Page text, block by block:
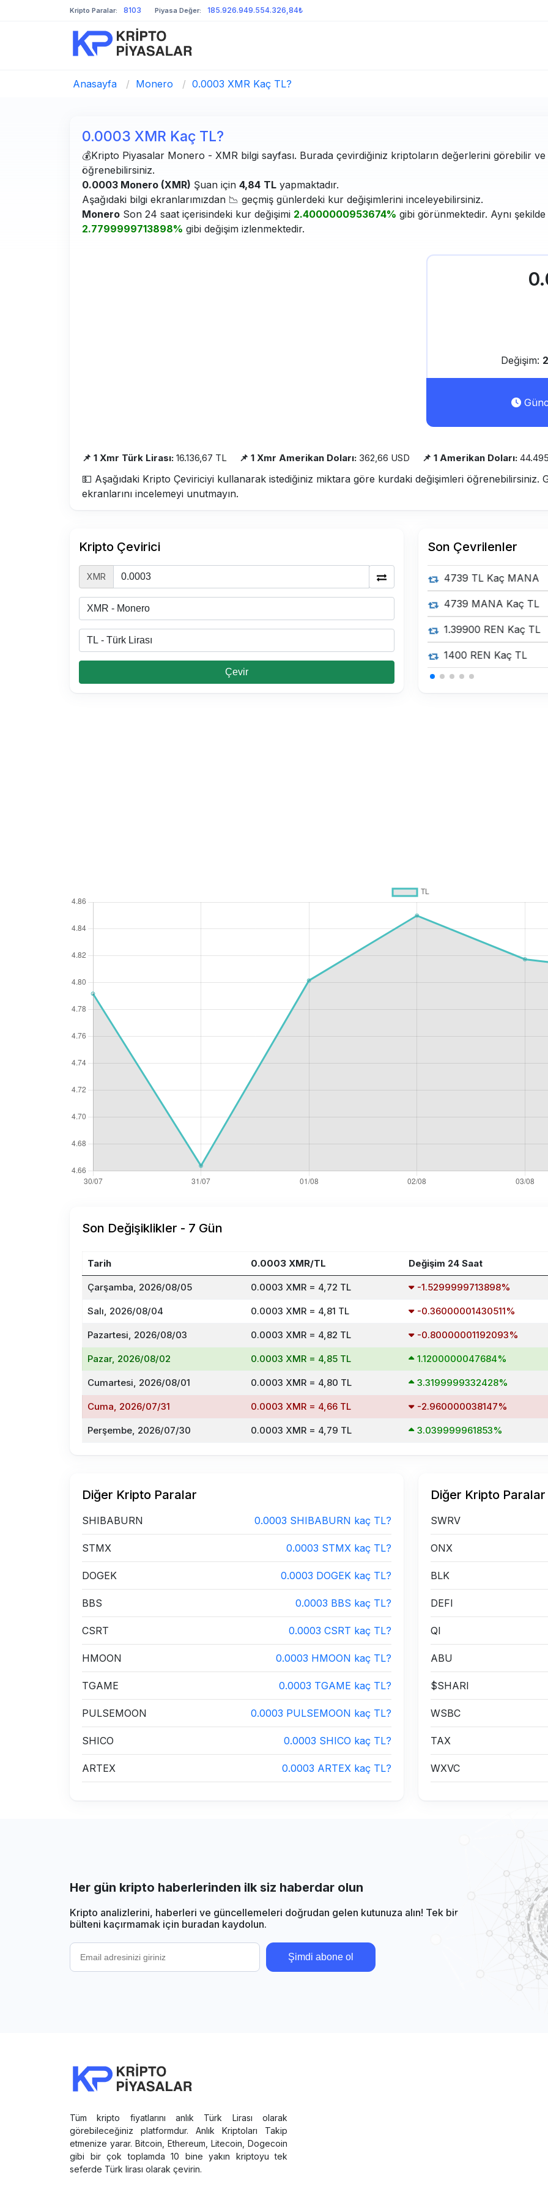
Kripto Paralar: 8103 Piyasa Değer: 185.926.949.554.326,84₺
Anasayfa / Monero / 0.0003 XMR Kaç TL?
0.0003 XMR Kaç TL?
💰Kripto Piyasalar Monero - XMR bilgi sayfası. Burada çevirdiğiniz kriptoların değerlerini görebilir
öğrenebilirsiniz.
0.0003 Monero (XMR) Şuan için 4,84 TL yapmaktadır.
Aşağıdaki bilgi ekranlarımızdan 📉 geçmiş günlerdeki kur değişimlerini inceleyebilirsiniz.
Monero Son 24 saat içerisindeki kur değişimi 2.4000000953674% gibi görünmektedir. Aynı
2.7799999713898% gibi değişim izlenmektedir.
Değişim:
📌 1 Xmr Türk Lirası: 16.136,67 TL 📌 1 Xmr Amerikan Doları: 362,66 USD 📌 1 Amerikan Doları:
💵 Aşağıdaki Kripto Çeviriciyi kullanarak istediğiniz miktara göre kurdaki değişimleri öğrenebilirsiniz.
ekranlarını incelemeyi unutmayın.
Kripto Çevirici
XMR
Çevir
Son Çevrilenler
0.15 USDT Kaç TL
0.15 USDT Kaç TL
0.15 USDT Kaç TL
0.34 BTC Kaç TL
Son Değişiklikler - 7 Gün
Tarih 0.0003 XMR/TL Değişim 24 Saat
Çarşamba, 2026/08/05 0.0003 XMR = 4,72 TL -1.5299999713898%
Salı, 2026/08/04 0.0003 XMR = 4,81 TL -0.36000001430511%
Pazartesi, 2026/08/03 0.0003 XMR = 4,82 TL -0.80000001192093%
Pazar, 2026/08/02 0.0003 XMR = 4,85 TL 1.1200000047684%
Cumartesi, 2026/08/01 0.0003 XMR = 4,80 TL 3.3199999332428%
Cuma, 2026/07/31 0.0003 XMR = 4,66 TL -2.960000038147%
Perşembe, 2026/07/30 0.0003 XMR = 4,79 TL 3.039999961853%
Diğer Kripto Paralar
SHIBABURN 0.0003 SHIBABURN kaç TL?
STMX 0.0003 STMX kaç TL?
DOGEK 0.0003 DOGEK kaç TL?
BBS 0.0003 BBS kaç TL?
CSRT 0.0003 CSRT kaç TL?
HMOON 0.0003 HMOON kaç TL?
TGAME 0.0003 TGAME kaç TL?
PULSEMOON 0.0003 PULSEMOON kaç TL?
SHICO 0.0003 SHICO kaç TL?
ARTEX 0.0003 ARTEX kaç TL?
Diğer Kripto Paralar
SWRV
ONX
BLK
DEFI
QI
ABU
$SHARI
WSBC
TAX
WXVC
Her gün kripto haberlerinden ilk siz haberdar olun
Kripto analizlerini, haberleri ve güncellemeleri doğrudan gelen kutunuza alın! Tek bir
bülteni kaçırmamak için buradan kaydolun.
Şimdi abone ol
Tüm kripto fiyatlarını anlık Türk Lirası olarak
görebileceğiniz platformdur. Anlık Kriptoları Takip
etmenize yarar. Bitcoin, Ethereum, Litecoin, Dogecoin
gibi bir çok toplamda 10 bine yakın kriptoyu tek
seferde Türk lirası olarak çevirin.